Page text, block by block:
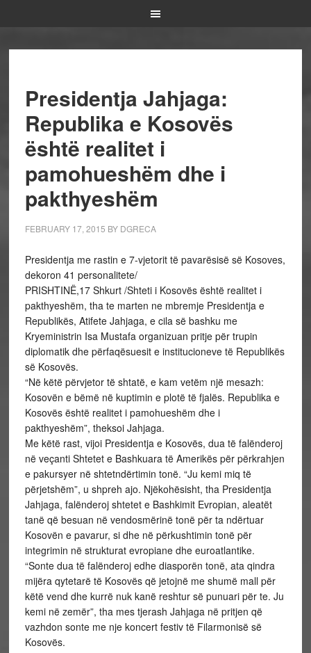
Presidentja Jahjaga:
Republika e Kosovës
është realitet i
pamohueshëm dhe i
pakthyeshëm
FEBRUARY 17, 2015 BY DGRECA
Presidentja me rastin e 7-vjetorit të pavarësisë së Kosoves,
dekoron 41 personalitete/
PRISHTINË,17 Shkurt /Shteti i Kosovës është realitet i
pakthyeshëm, tha te marten ne mbremje Presidentja e
Republikës, Atifete Jahjaga, e cila së bashku me
Kryeministrin Isa Mustafa organizuan pritje për trupin
diplomatik dhe përfaqësuesit e institucioneve të Republikës
së Kosovës.
“Në këtë përvjetor të shtatë, e kam vetëm një mesazh:
Kosovën e bëmë në kuptimin e plotë të fjalës. Republika e
Kosovës është realitet i pamohueshëm dhe i
pakthyeshëm”, theksoi Jahjaga.
Me këtë rast, vijoi Presidentja e Kosovës, dua të falënderoj
në veçanti Shtetet e Bashkuara të Amerikës për përkrahjen
e pakursyer në shtetndërtimin tonë. “Ju kemi miq të
përjetshëm”, u shpreh ajo. Njëkohësisht, tha Presidentja
Jahjaga, falënderoj shtetet e Bashkimit Evropian, aleatët
tanë që besuan në vendosmërinë tonë për ta ndërtuar
Kosovën e pavarur, si dhe në përkushtimin tonë për
integrimin në strukturat evropiane dhe euroatlantike.
“Sonte dua të falënderoj edhe diasporën tonë, ata qindra
mijëra qytetarë të Kosovës që jetojnë me shumë mall për
këtë vend dhe kurrë nuk kanë reshtur së punuari për te. Ju
kemi në zemër”, tha mes tjerash Jahjaga në pritjen që
vazhdon sonte me nje koncert festiv të Filarmonisë së
Kosovës.